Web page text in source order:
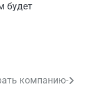
будет
компанию-